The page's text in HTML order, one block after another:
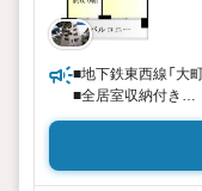
■地下鉄東西線「大
■全居室収納付き
■アフターサービス
■見学・来場予約
ント実施中■デジコ